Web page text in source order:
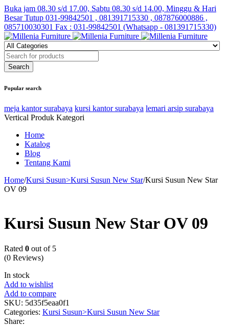
Buka jam 08.30 s/d 17.00, Sabtu 08.30 s/d 14.00, Minggu & Hari
Besar Tutup 031-99842501 , 081391715330 , 087876000886 ,
085710030301 Fax : 031-99842501 (Whatsapp - 081391715330)
Popular search
meja kantor surabaya kursi kantor surabaya lemari arsip surabaya
Vertical Produk Kategori
Home
Katalog
Blog
Tentang Kami
Home/Kursi Susun>Kursi Susun New Star/Kursi Susun New Star
OV 09
Kursi Susun New Star OV 09
Rated 0 out of 5
(0 Reviews)
In stock
Add to wishlist
Add to compare
SKU: 5d35f5eaa0f1
Categories: Kursi Susun>Kursi Susun New Star
Share: